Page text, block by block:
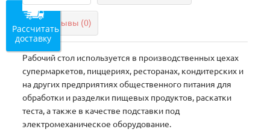
Отзывы (0)
Рабочий стол используется в производственных цехах
супермаркетов, пиццериях, ресторанах, кондитерских и
на других предприятиях общественного питания для
обработки и разделки пищевых продуктов, раскатки
теста, а также в качестве подставки под
электромеханическое оборудование.
Рассчитать
доставку